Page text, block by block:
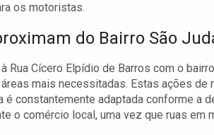
os motoristas.
do Bairro São
Rua Cícero Elpídio de Barros com o
mais necessitadas. Estas ações
constantemente adaptada conforme a
o comércio local, uma vez que ruas em